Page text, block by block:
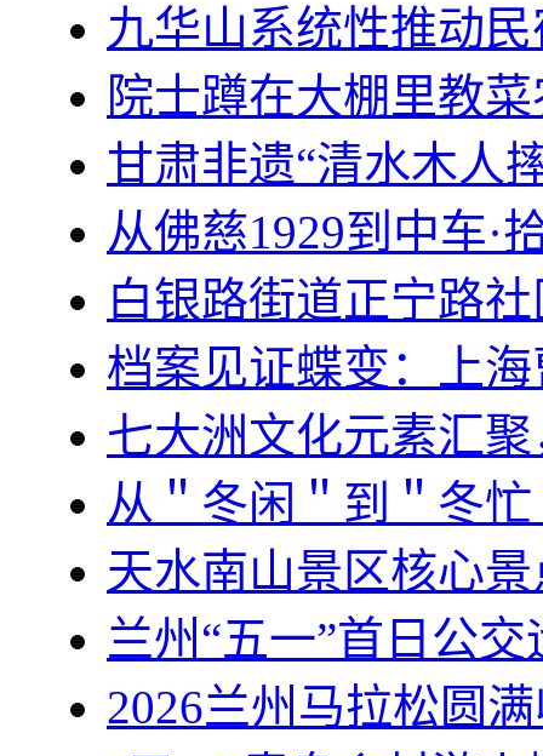
九华山系统性推动
院士蹲在大棚里教菜
甘肃非遗“清水木人
从佛慈1929到中车·
白银路街道正宁路
档案见证蝶变：上
七大洲文化元素汇
从＂冬闲＂到＂冬
天水南山景区核心
兰州“五一”首日公
2026兰州马拉松圆